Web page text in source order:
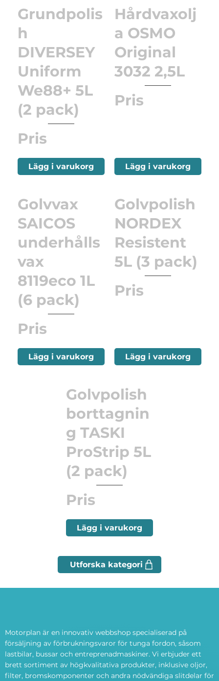
Grundpolis
h
DIVERSEY
Uniform
We88+ 5L
(2 pack)
Pris
Lägg i varukorg
Hårdvaxolj
a OSMO
Original
3032 2,5L
Pris
Lägg i varukorg
Golvvax
SAICOS
underhålls
vax
8119eco 1L
(6 pack)
Pris
Lägg i varukorg
Golvpolish
NORDEX
Resistent
5L (3 pack)
Pris
Lägg i varukorg
Golvpolish
borttagnin
g TASKI
ProStrip 5L
(2 pack)
Pris
Lägg i varukorg
Motorplan är en innovativ webbshop specialiserad på
försäljning av förbrukningsvaror för tunga fordon, såsom
lastbilar, bussar och entreprenadmaskiner. Vi erbjuder ett
brett sortiment av högkvalitativa produkter, inklusive oljor,
filter, bromskomponenter och andra nödvändiga slitdelar för